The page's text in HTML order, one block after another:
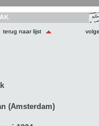
terug naar lijst
(Amsterdam)